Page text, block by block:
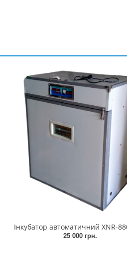
Інкубатор автоматичний XNR-880 на 880
25 000 грн.